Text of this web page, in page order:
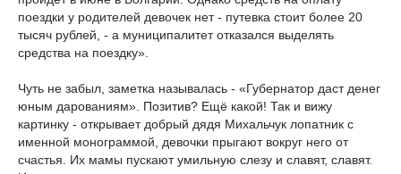
поездки у родителей девочек нет - путевка стоит более 20
тысяч рублей, - а муниципалитет отказался выделять
средства на поездку».
Чуть не забыл, заметка называлась - «Губернатор даст денег
юным дарованиям». Позитив? Ещё какой! Так и вижу
картинку - открывает добрый дядя Михальчук лопатник с
именной монограммой, девочки прыгают вокруг него от
счастья. Их мамы пускают умильную слезу и славят, славят.